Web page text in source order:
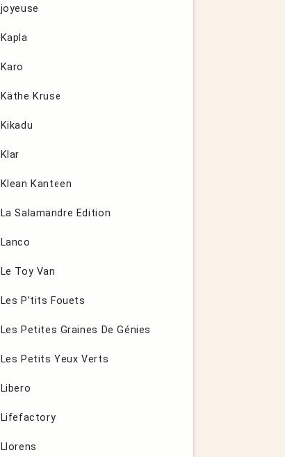
joyeuse
Kapla
Karo
Käthe Kruse
Kikadu
Klar
Klean Kanteen
La Salamandre Edition
Lanco
Le Toy Van
Les P’tits Fouets
Les Petites Graines De Génies
Les Petits Yeux Verts
Libero
Lifefactory
Llorens